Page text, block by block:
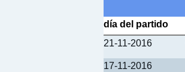
día del partido
21-11-2016
17-11-2016